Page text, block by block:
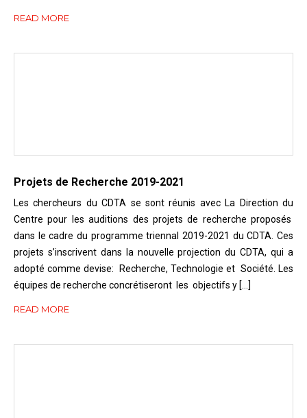
READ MORE
Projets de Recherche 2019-2021
Les chercheurs du CDTA se sont réunis avec La Direction du
Centre pour les auditions des projets de recherche proposés
dans le cadre du programme triennal 2019-2021 du CDTA. Ces
projets s’inscrivent dans la nouvelle projection du CDTA, qui a
adopté comme devise: Recherche, Technologie et Société. Les
équipes de recherche concrétiseront les objectifs y […]
READ MORE